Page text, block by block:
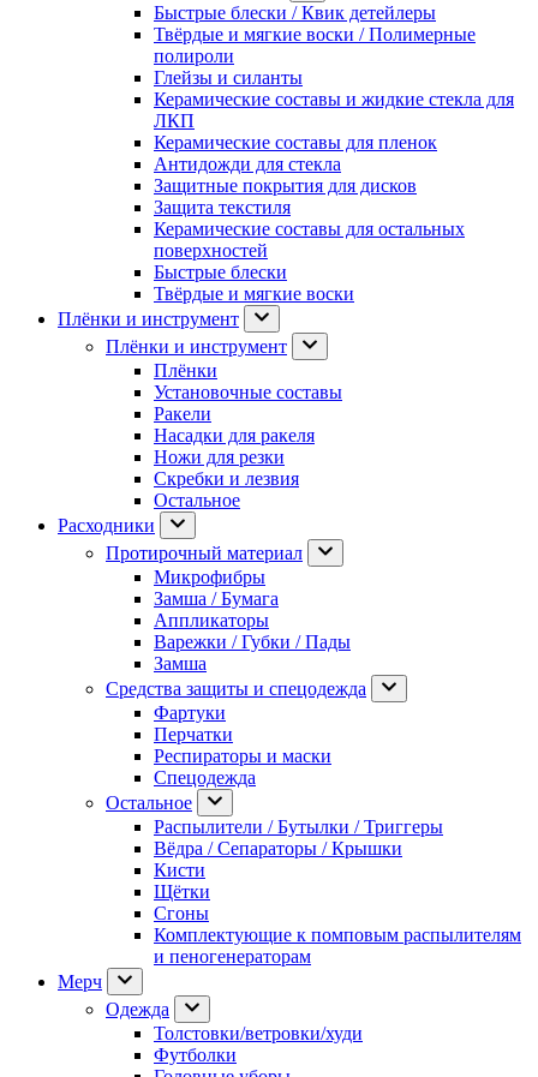
Быстрые блески / Квик детейлеры
Твёрдые и мягкие воски / Полимерные
полироли
Глейзы и силанты
Керамические составы и жидкие стекла для
ЛКП
Керамические составы для пленок
Антидожди для стекла
Защитные покрытия для дисков
Защита текстиля
Керамические составы для остальных
поверхностей
Быстрые блески
Твёрдые и мягкие воски
Плёнки и инструмент
Плёнки и инструмент
Плёнки
Установочные составы
Ракели
Насадки для ракеля
Ножи для резки
Скребки и лезвия
Остальное
Расходники
Протирочный материал
Микрофибры
Замша / Бумага
Аппликаторы
Варежки / Губки / Пады
Замша
Средства защиты и спецодежда
Фартуки
Перчатки
Респираторы и маски
Спецодежда
Остальное
Распылители / Бутылки / Триггеры
Вёдра / Сепараторы / Крышки
Кисти
Щётки
Сгоны
Комплектующие к помповым распылителям
и пеногенераторам
Мерч
Одежда
Толстовки/ветровки/худи
Футболки